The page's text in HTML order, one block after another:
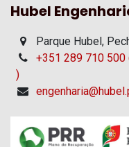
Hubel
Parque Hubel,
+351 289 710 500
)